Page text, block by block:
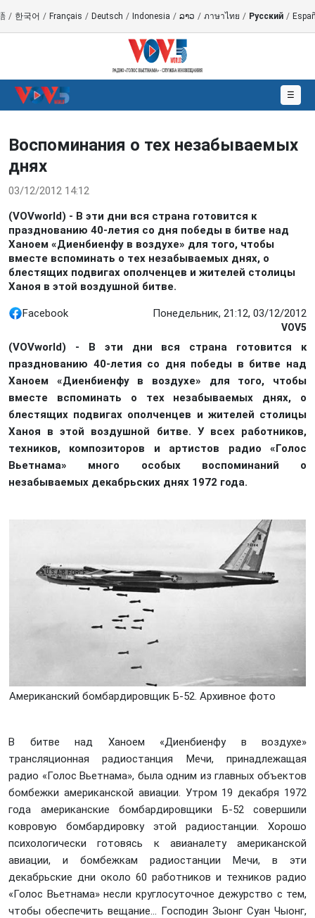
/ 한국어 / Français / Deutsch / Indonesia / ລາວ / ภาษาไทย / Русский /
☰
Воспоминания о тех незабываемых
днях
03/12/2012 14:12
(VOVworld) - В эти дни вся страна готовится к
празднованию 40-летия со дня победы в битве над
Ханоем «Диенбиенфу в воздухе» для того, чтобы
вместе вспоминать о тех незабываемых днях, о
блестящих подвигах ополченцев и жителей столицы
Ханоя в этой воздушной битве.
Facebook Понедельник, 21:12, 03/12/2012
VOV5
(VOVworld) - В эти дни вся страна готовится к
празднованию 40-летия со дня победы в битве над
Ханоем «Диенбиенфу в воздухе» для того, чтобы
вместе вспоминать о тех незабываемых днях, о
блестящих подвигах ополченцев и жителей столицы
Ханоя в этой воздушной битве. У всех работников,
техников, композиторов и артистов радио «Голос
Вьетнама» много особых воспоминаний о
незабываемых декабрьских днях 1972 года.
Американский бомбардировщик Б-52. Архивное фото
В битве над Ханоем «Диенбиенфу в воздухе»
трансляционная радиостанция Мечи, принадлежащая
радио «Голос Вьетнама», была одним из главных объектов
бомбежки американской авиации. Утром 19 декабря 1972
года американские бомбардировщики Б-52 совершили
ковровую бомбардировку этой радиостанции. Хорошо
психологически готовясь к авианалету американской
авиации, и бомбежкам радиостанции Мечи, в эти
декабрьские дни около 60 работников и техников радио
«Голос Вьетнама» несли круглосуточное дежурство с тем,
чтобы обеспечить вещание... Господин Зыонг Суан Чыонг,